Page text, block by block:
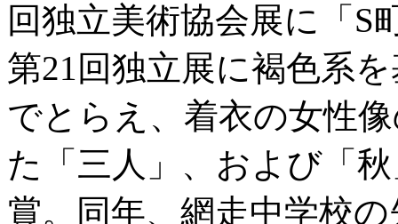
回独立美術協会展に「S
第21回独立展に褐色系
でとらえ、着衣の女性
た「三人」、および「
賞。同年、網走中学校